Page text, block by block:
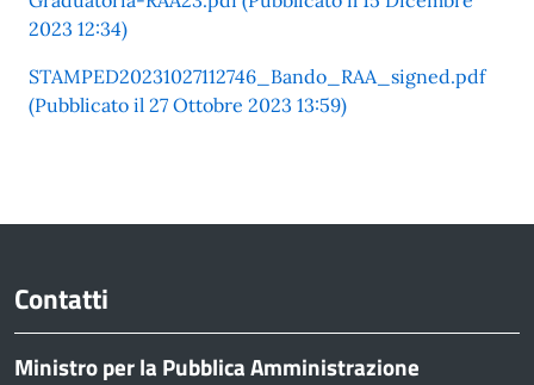
2023 12:34)
STAMPED20231027112746_Bando_RAA_signed.pdf
(Pubblicato il 27 Ottobre 2023 13:59)
Contatti
Ministro per la Pubblica Amministrazione